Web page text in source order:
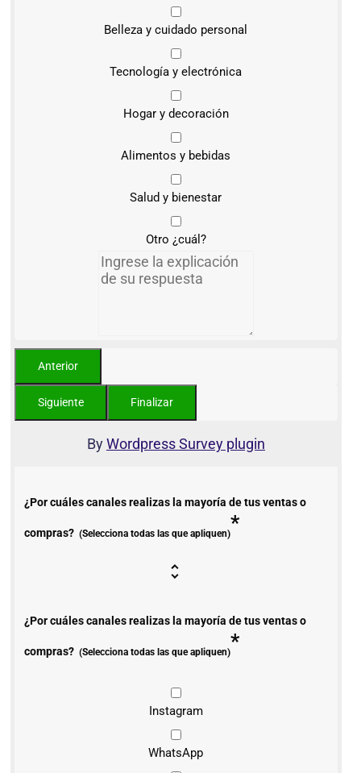
Belleza y cuidado personal
Tecnología y electrónica
Hogar y decoración
Alimentos y bebidas
Salud y bienestar
Otro ¿cuál?
ByWordpress Survey plugin
¿Por cuáles canales realizas la mayoría de tus ventas o
compras? (Selecciona todas las que apliquen)*
¿Por cuáles canales realizas la mayoría de tus ventas o
compras? (Selecciona todas las que apliquen)*
Instagram
WhatsApp